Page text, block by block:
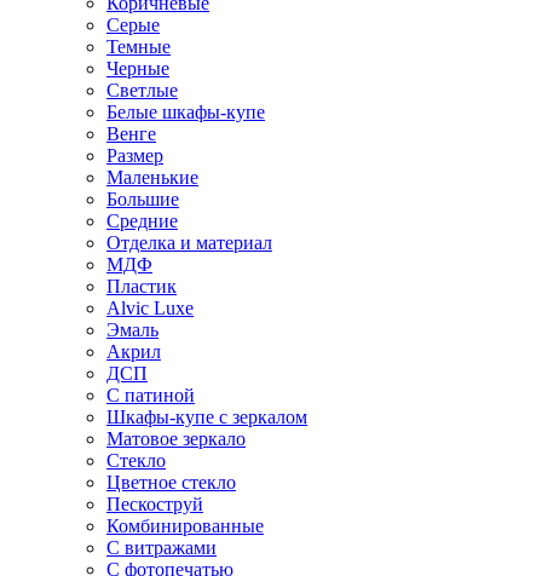
Серые
Темные
Черные
Светлые
Белые шкафы-купе
Венге
Размер
Маленькие
Большие
Средние
Отделка и материал
МДФ
Пластик
Alvic Luxe
Эмаль
Акрил
ДСП
С патиной
Шкафы-купе с зеркалом
Матовое зеркало
Стекло
Цветное стекло
Пескоструй
Комбинированные
С витражами
С фотопечатью